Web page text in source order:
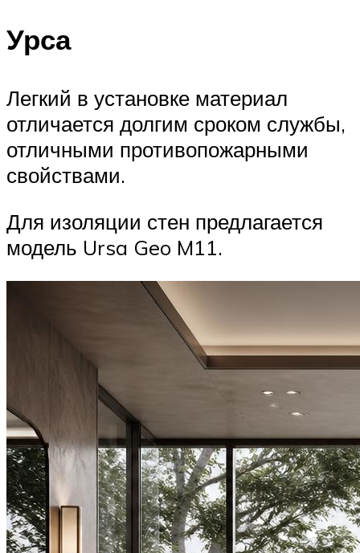
Урса
Легкий в установке материал
отличается долгим сроком службы,
отличными противопожарными
свойствами.
Для изоляции стен предлагается
модель Ursa Geo M11.